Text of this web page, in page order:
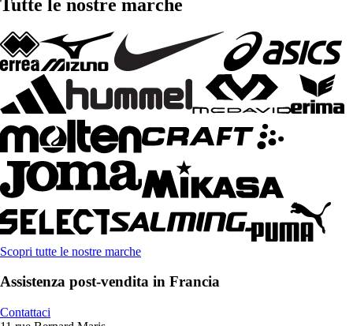
Tutte le nostre marche
Scopri tutte le nostre marche
Assistenza post-vendita in Francia
Contattaci